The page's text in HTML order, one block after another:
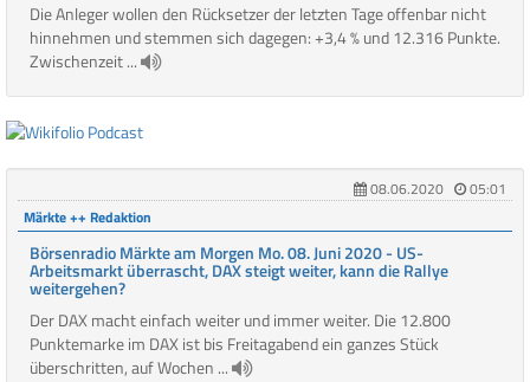
Die Anleger wollen den Rücksetzer der letzten Tage offenbar nicht
hinnehmen und stemmen sich dagegen: +3,4 % und 12.316 Punkte.
Zwischenzeit ...
08.06.2020
05:01
Märkte ++ Redaktion
Börsenradio Märkte am Morgen Mo. 08. Juni 2020 - US-
Arbeitsmarkt überrascht, DAX steigt weiter, kann die Rallye
weitergehen?
Der DAX macht einfach weiter und immer weiter. Die 12.800
Punktemarke im DAX ist bis Freitagabend ein ganzes Stück
überschritten, auf Wochen ...